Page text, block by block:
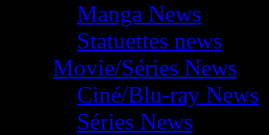
Manga News
Statuettes news
Movie/Séries News
Ciné/Blu-ray News
Séries News